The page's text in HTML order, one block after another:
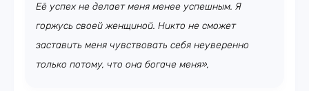
Её успех не делает меня менее успешным. Я
горжусь своей женщиной. Никто не сможет
заставить меня чувствовать себя неуверенно
только потому, что она богаче меня»,